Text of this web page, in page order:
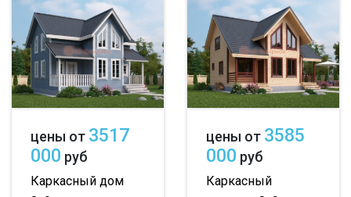
цены от 3517
000 руб
Каркасный дом
цены от 3585
000 руб
Каркасный